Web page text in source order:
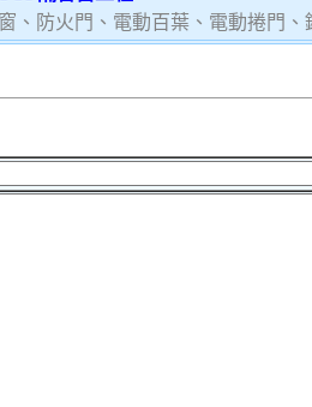
、防火門、電動百葉、電動捲門